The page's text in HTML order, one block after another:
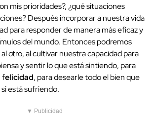
mis prioridades?, ¿qué situaciones
Después incorporar a nuestra vida
para responder de manera más eficaz y
del mundo. Entonces podremos
otro, al cultivar nuestra capacidad para
y sentir lo que está sintiendo, para
felicidad, para desearle todo el bien que
está sufriendo.
▼ Publicidad